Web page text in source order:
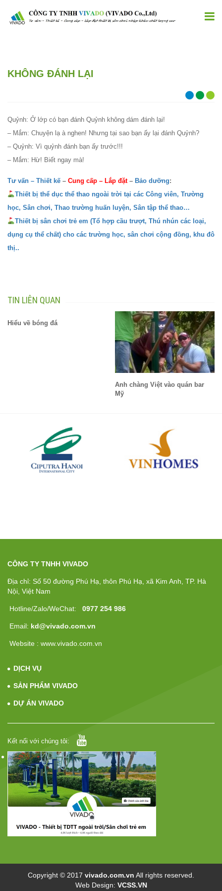
KHÔNG ĐÁNH LẠI
Quỷnh: Ở lớp có bạn đánh Quỷnh không dám đánh lại!
– Mắm: Chuyện lạ à nghen! Nhưng tại sao bạn ấy lại đánh Quỷnh?
– Quỷnh: Vì quỷnh đánh bạn ấy trước!!!
– Mắm: Hừ! Biết ngay mà!
Tư vấn – Thiết kế – Cung cấp – Lắp đặt– Bảo dưỡng:
Thiết bị thể dục thể thao ngoài trời tại các Công viên, Trường
học, Sân chơi, Thao trường huấn luyện, Sân tập thể thao…
Thiết bị sân chơi trẻ em (Tổ hợp cầu trượt, Thú nhún các loại,
dụng cụ thể chất) cho các trường học, sân chơi cộng đồng, khu đô
thị..
TIN LIÊN QUAN
Hiểu về bóng đá
Anh chàng Việt vào quán bar
Mỹ
CÔNG TY TNHH VIVADO
Địa chỉ: Số 50 đường Phú Hạ, thôn Phú Hạ, xã Kim Anh, TP. Hà
Nội, Việt Nam
Hotline/Zalo/WeChat: 0977 254 986
Email: kd@vivado.com.vn
Website : www.vivado.com.vn
DỊCH VỤ
SẢN PHẨM VIVADO
DỰ ÁN VIVADO
Kết nối với chúng tôi:
Copyright © 2017 vivado.com.vn All rights reserved.
Web Design: VCSS.VN